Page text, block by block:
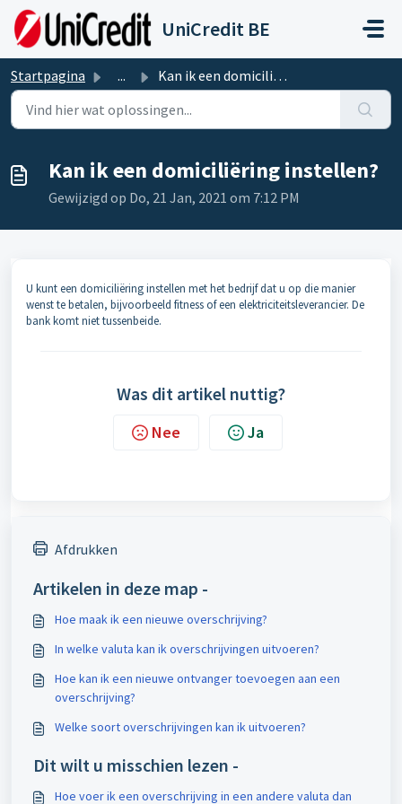
Doorgaan naar hoofdinhoud
UniCredit BE
Startpagina ... Kan ik een domiciliëring instellen?
Kan ik een domiciliëring instellen?
Gewijzigd op Do, 21 Jan, 2021 om 7:12 PM
U kunt een domiciliëring instellen met het bedrijf dat u op die manier
wenst te betalen, bijvoorbeeld fitness of een elektriciteitsleverancier. De
bank komt niet tussenbeide.
Was dit artikel nuttig?
Nee Ja
Afdrukken
Artikelen in deze map -
Hoe maak ik een nieuwe overschrijving?
In welke valuta kan ik overschrijvingen uitvoeren?
Hoe kan ik een nieuwe ontvanger toevoegen aan een
overschrijving?
Welke soort overschrijvingen kan ik uitvoeren?
Dit wilt u misschien lezen -
Hoe voer ik een overschrijving in een andere valuta dan